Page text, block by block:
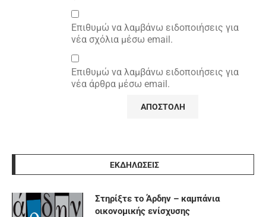
Επιθυμώ να λαμβάνω ειδοποιήσεις για
νέα σχόλια μέσω email.
Επιθυμώ να λαμβάνω ειδοποιήσεις για
νέα άρθρα μέσω email.
ΕΚΔΗΛΩΣΕΙΣ
Στηρίξτε το Άρδην – καμπάνια
οικονομικής ενίσχυσης